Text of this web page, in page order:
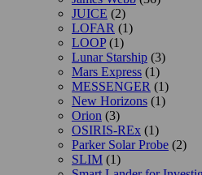
JUICE (2)
LOFAR (1)
LOOP(1)
Lunar Starship (3)
Mars Express (1)
MESSENGER (1)
New Horizons (1)
Orion (3)
OSIRIS-REx (1)
Parker Solar Probe (2)
SLIM (1)